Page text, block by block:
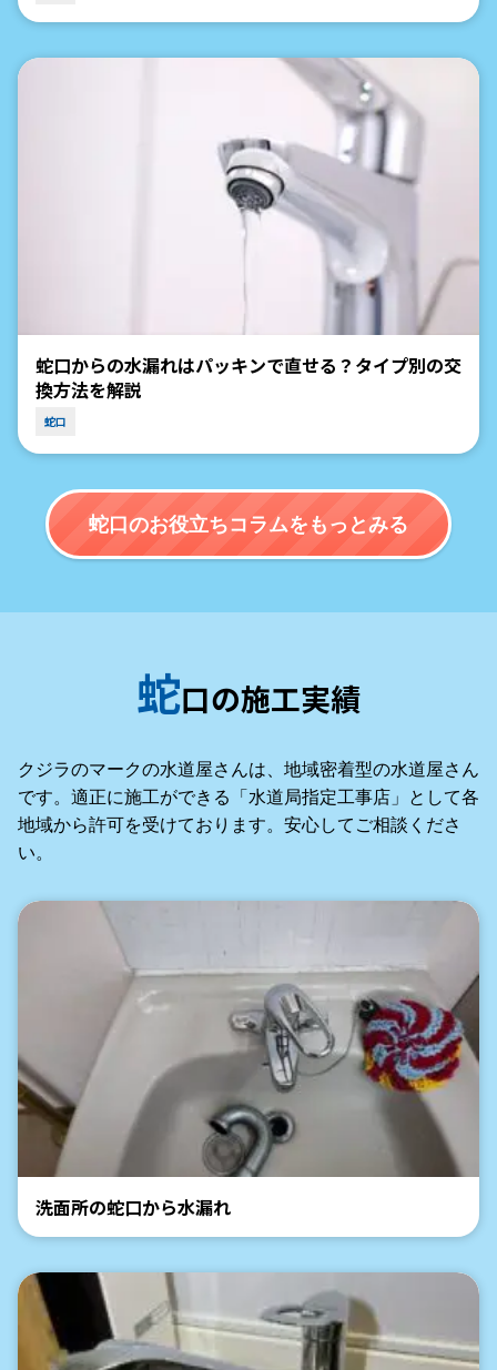
蛇口からの水漏れはパッキンで直せる？タイプ別の交
換方法を解説
蛇口
蛇口のお役立ちコラムをもっとみる
蛇口の施工実績
クジラのマークの水道屋さんは、地域密着型の水道屋さん
です。適正に施工ができる「水道局指定工事店」として各
地域から許可を受けております。安心してご相談くださ
い。
洗面所の蛇口から水漏れ